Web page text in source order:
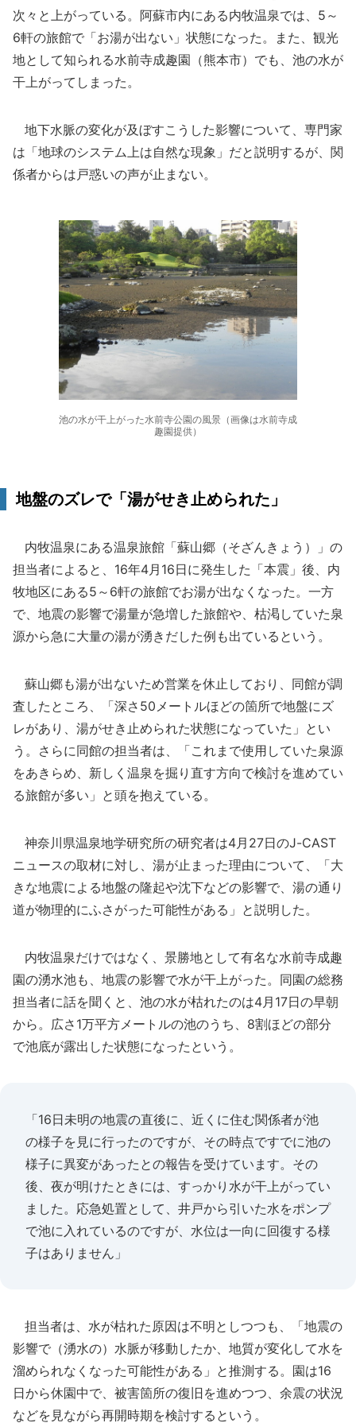
次々と上がっている。阿蘇市内にある内牧温泉では、5～
6軒の旅館で「お湯が出ない」状態になった。また、観光
地として知られる水前寺成趣園（熊本市）でも、池の水が
干上がってしまった。
地下水脈の変化が及ぼすこうした影響について、専門家
は「地球のシステム上は自然な現象」だと説明するが、関
係者からは戸惑いの声が止まない。
池の水が干上がった水前寺公園の風景（画像は水前寺成
趣園提供）
地盤のズレで「湯がせき止められた」
内牧温泉にある温泉旅館「蘇山郷（そざんきょう）」の
担当者によると、16年4月16日に発生した「本震」後、内
牧地区にある5～6軒の旅館でお湯が出なくなった。一方
で、地震の影響で湯量が急増した旅館や、枯渇していた泉
源から急に大量の湯が湧きだした例も出ているという。
蘇山郷も湯が出ないため営業を休止しており、同館が調
査したところ、「深さ50メートルほどの箇所で地盤にズ
レがあり、湯がせき止められた状態になっていた」とい
う。さらに同館の担当者は、「これまで使用していた泉源
をあきらめ、新しく温泉を掘り直す方向で検討を進めてい
る旅館が多い」と頭を抱えている。
神奈川県温泉地学研究所の研究者は4月27日のJ-CAST
ニュースの取材に対し、湯が止まった理由について、「大
きな地震による地盤の隆起や沈下などの影響で、湯の通り
道が物理的にふさがった可能性がある」と説明した。
内牧温泉だけではなく、景勝地として有名な水前寺成趣
園の湧水池も、地震の影響で水が干上がった。同園の総務
担当者に話を聞くと、池の水が枯れたのは4月17日の早朝
から。広さ1万平方メートルの池のうち、8割ほどの部分
で池底が露出した状態になったという。
「16日未明の地震の直後に、近くに住む関係者が池
の様子を見に行ったのですが、その時点ですでに池の
様子に異変があったとの報告を受けています。その
後、夜が明けたときには、すっかり水が干上がってい
ました。応急処置として、井戸から引いた水をポンプ
で池に入れているのですが、水位は一向に回復する様
子はありません」
担当者は、水が枯れた原因は不明としつつも、「地震の
影響で（湧水の）水脈が移動したか、地質が変化して水を
溜められなくなった可能性がある」と推測する。園は16
日から休園中で、被害箇所の復旧を進めつつ、余震の状況
などを見ながら再開時期を検討するという。